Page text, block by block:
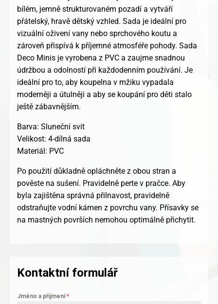
bílém, jemně strukturovaném pozadí a vytváří
přátelský, hravě dětský vzhled. Sada je ideální pro
vizuální oživení vany nebo sprchového koutu a
zároveň přispívá k příjemné atmosféře pohody. Sada
Deco Minis je vyrobena z PVC a zaujme snadnou
údržbou a odolností při každodenním používání. Je
ideální pro to, aby koupelna v mžiku vypadala
moderněji a útulněji a aby se koupání pro děti stalo
ještě zábavnějším.
Barva: Sluneční svit
Velikost: 4-dílná sada
Materiál: PVC
Po použití důkladně opláchněte z obou stran a
pověste na sušení. Pravidelně perte v pračce. Aby
byla zajištěna správná přilnavost, pravidelně
odstraňujte vodní kámen z povrchu vany. Přísavky se
na mastných površích nemohou optimálně přichytit.
Kontaktní formulář
Jméno a příjmení*